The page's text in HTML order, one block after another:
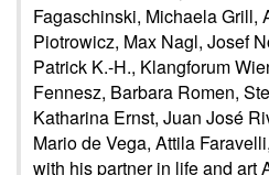
Fagaschinski, Michaela Grill,
Piotrowicz, Max Nagl, Josef
Patrick K.-H., Klangforum
Fennesz, Barbara Romen,
Katharina Ernst, Juan José
Mario de Vega, Attila
with his partner in life and art